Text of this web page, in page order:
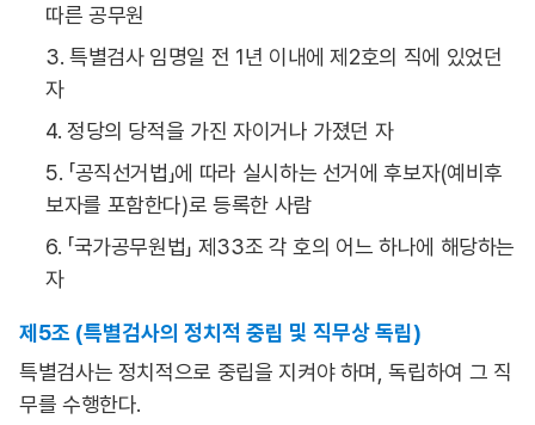
따른 공무원
3. 특별검사 임명일 전 1년 이내에 제2호의 직에 있었던
자
4. 정당의 당적을 가진 자이거나 가졌던 자
5. 「공직선거법」에 따라 실시하는 선거에 후보자(예비후
보자를 포함한다)로 등록한 사람
6. 「국가공무원법」 제33조 각 호의 어느 하나에 해당하는
자
제5조 (특별검사의 정치적 중립 및 직무상 독립)
특별검사는 정치적으로 중립을 지켜야 하며, 독립하여 그 직
무를 수행한다.